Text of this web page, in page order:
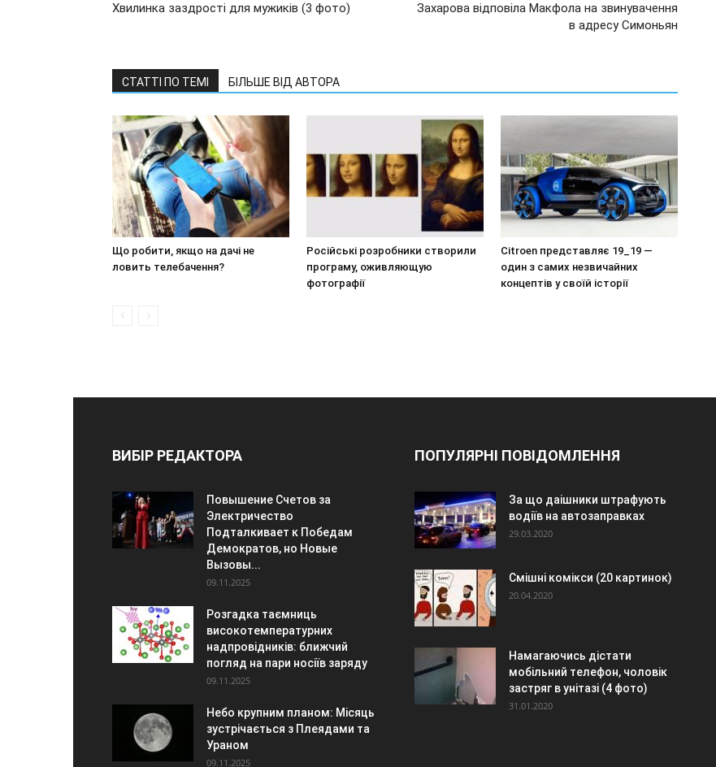
Хвилинка заздрості для мужиків (3 фото)
Захарова відповіла Макфола на звинувачення
в адресу Симоньян
СТАТТІ ПО ТЕМІ БІЛЬШЕ ВІД АВТОРА
Що робити, якщо на дачі не
ловить телебачення?
Російські розробники створили
програму, оживляющую
фотографії
Citroen представляє 19_19 —
один з самих незвичайних
концептів у своїй історії
ВИБІР РЕДАКТОРА
Повышение Счетов за
Электричество
Подталкивает к Победам
Демократов, но Новые
Вызовы...
09.11.2025
Розгадка таємниць
високотемпературних
надпровідників: ближчий
погляд на пари носіїв заряду
09.11.2025
Небо крупним планом: Місяць
зустрічається з Плеядами та
Ураном
09.11.2025
ПОПУЛЯРНІ ПОВІДОМЛЕННЯ
За що даішники штрафують
водіїв на автозаправках
29.03.2020
Смішні комікси (20 картинок)
20.04.2020
Намагаючись дістати
мобільний телефон, чоловік
застряг в унітазі (4 фото)
31.01.2020